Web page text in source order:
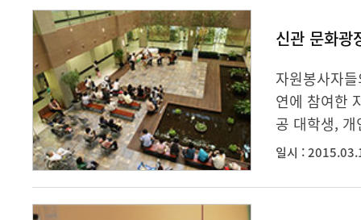
신관 문화광
자원봉사자
연에 참여한
공 대학생,
일시 :